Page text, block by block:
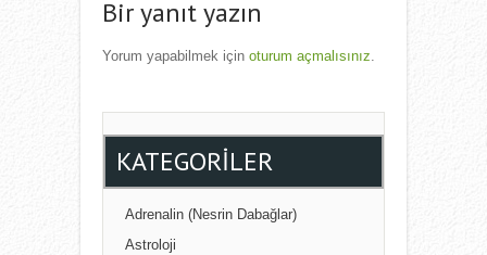
Bir yanıt yazın
Yorum yapabilmek için oturum açmalısınız.
KATEGORILER
Adrenalin (Nesrin Dabağlar)
Astroloji